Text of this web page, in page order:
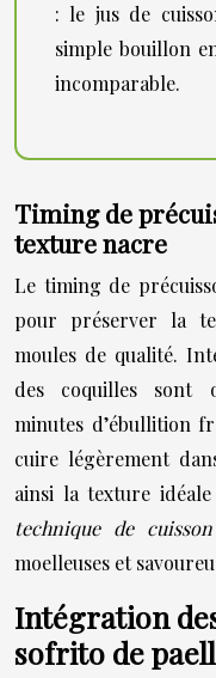
: le jus de
simple bouillon
incomparable.
Timing de
texture nacre
Le timing de
pour préserver la
moules de qualité.
des coquilles sont
minutes d’ébullition
cuire légèrement
ainsi la texture idéale
technique de
moelleuses et
Intégration
sofrito de